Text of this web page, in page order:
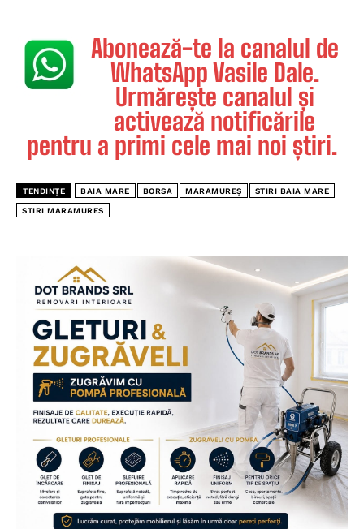
Abonează-te la canalul de
WhatsApp Vasile Dale.
Urmărește canalul și
activează notificările
pentru a primi cele mai noi știri.
TENDINȚE BAIA MARE BORSA MARAMUREȘ STIRI BAIA MARE
STIRI MARAMURES